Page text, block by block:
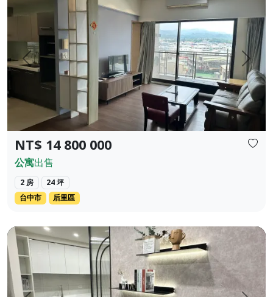
上一頁 下一
NT$ 14 800 000
公寓出售
2 房
24 坪
台中市
后里區
全新建築位於后里 距離Mircon 10分鐘 2房2衛